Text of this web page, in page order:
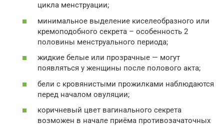
цикла менструации;
минимальное выделение киселеобразного или
кремоподобного секрета – особенность 2
половины менструального периода;
жидкие белые или прозрачные — могут
появляться у женщины после полового акта;
бели с кровянистыми прожилками наблюдаются
перед началом овуляции;
коричневый цвет вагинального секрета
возможен в начале приёма противозачаточных